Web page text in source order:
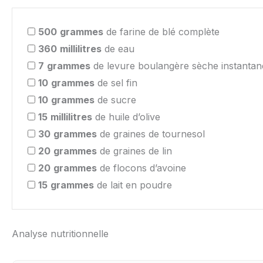
500 grammes de farine de blé complète
360 millilitres de eau
7 grammes de levure boulangère sèche
10 grammes de sel fin
10 grammes de sucre
15 millilitres de huile d’olive
30 grammes de graines de tournesol
20 grammes de graines de lin
20 grammes de flocons d’avoine
15 grammes de lait en poudre
Analyse nutritionnelle